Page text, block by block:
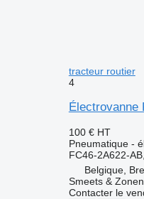
tracteur routier
4
Électrovanne
100 € HT
Pneumatique -
FC46-2A622-
Belgique,
Smeets &
Contacter le